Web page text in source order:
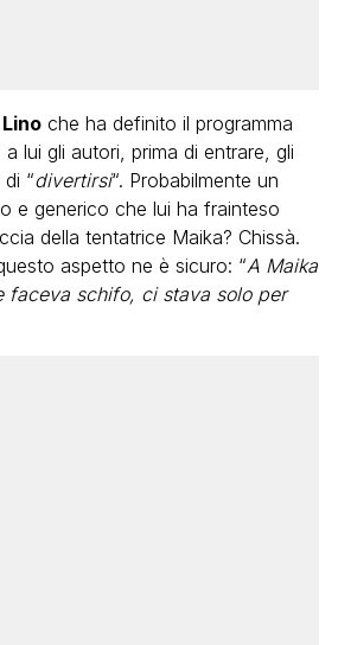
Lino che ha definito il programma
a lui gli autori, prima di entrare, gli
“divertirsi“. Probabilmente un
e generico che lui ha frainteso
della tentatrice Maika? Chissà.
aspetto ne è sicuro: “A Maika
faceva schifo, ci stava solo per